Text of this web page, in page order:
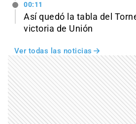
00:11
Así quedó la tabla del
victoria de Unión
Ver todas las noticias